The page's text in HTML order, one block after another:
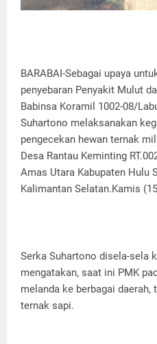
BARABAI-Sebagai upaya
penyebaran Penyakit Mulut
Babinsa Koramil 1002-08/
Suhartono melaksanakan
pengecekan hewan ternak
Desa Rantau Keminting
Amas Utara Kabupaten Hulu
Kalimantan Selatan.Kamis
Serka Suhartono disela-sela
mengatakan, saat ini PMK
melanda ke berbagai daerah,
ternak sapi.